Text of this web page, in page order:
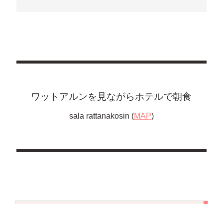
ワットアルンを見ながらホテルで朝食
sala rattanakosin (MAP)